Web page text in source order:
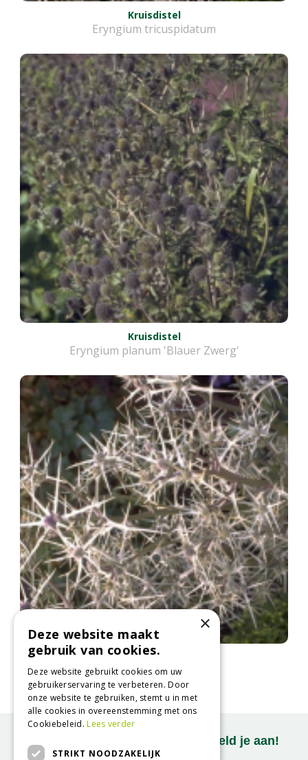
Kruisdistel
Eryngium tricuspidatum
Kruisdistel
Eryngium planum 'Blauer Zwerg'
Kruisdistel
Eryngium tricuspidatum
Onze nieuwsbrief ontvangen? Meld je aan!
×
Deze website maakt
gebruik van cookies.
Deze website gebruikt cookies om uw
gebruikerservaring te verbeteren. Door
onze website te gebruiken, stemt u in met
alle cookies in overeenstemming met ons
Cookiebeleid.Lees verder
STRIKT NOODZAKELIJK